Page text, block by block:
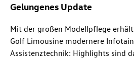
Gelungenes Update
Mit der großen Modellpflege
Golf Limousine modernere
Assistenztechnik: Highlights sind